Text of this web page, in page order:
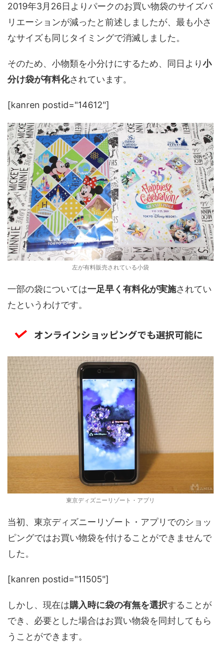
2019年3月26日よりパークのお買い物袋のサイズバ
リエーションが減ったと前述しましたが、最も小さ
なサイズも同じタイミングで消滅しました。
そのため、小物類を小分けにするため、同日より小
分け袋が有料化されています。
[kanren postid="14612"]
左が有料販売されている小袋
一部の袋については一足早く有料化が実施されてい
たというわけです。
オンラインショッピングでも選択可能に
東京ディズニーリゾート・アプリ
当初、東京ディズニーリゾート・アプリでのショッ
ピングではお買い物袋を付けることができませんで
した。
[kanren postid="11505"]
しかし、現在は購入時に袋の有無を選択することが
でき、必要とした場合はお買い物袋を同封してもら
うことができます。